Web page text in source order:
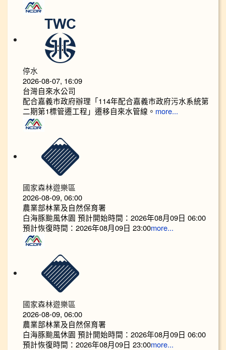
停水
2026-08-07, 16:09
台灣自來水公司
配合嘉義市政府辦理「114年配合嘉義市政府污水系統第
二期第1標管遷工程」遷移自來水管線。 more...
國家森林遊樂區
2026-08-09, 06:00
農業部林業及自然保育署
白海豚颱風休園 預計開始時間：2026年08月09日 06:00
預計恢復時間：2026年08月09日 23:00more...
國家森林遊樂區
2026-08-09, 06:00
農業部林業及自然保育署
白海豚颱風休園 預計開始時間：2026年08月09日 06:00
預計恢復時間：2026年08月09日 23:00more...